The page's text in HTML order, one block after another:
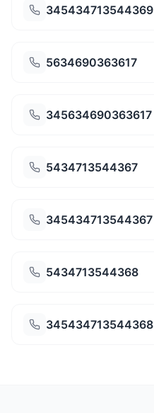
345434713544369
5634690363617
345634690363617
5434713544367
345434713544367
5434713544368
345434713544368